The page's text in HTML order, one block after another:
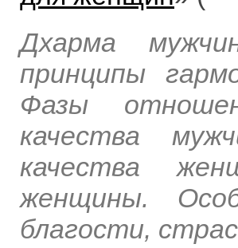
Дхарма
принципы
Фазы
качества
качества
женщины.
благости,